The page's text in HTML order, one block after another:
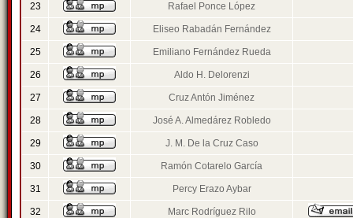
23 Rafael Ponce López
24 Eliseo Rabadán Fernández
25 Emiliano Fernández Rueda
26 Aldo H. Delorenzi
27 Cruz Antón Jiménez
28 José A. Almedárez Robledo
29 J. M. De la Cruz Caso
30 Ramón Cotarelo García
31 Percy Erazo Aybar
32 Marc Rodríguez Rilo